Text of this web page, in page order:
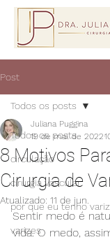
Post
Todos os posts
circulação
cirurgia vascular
por que eu tenho
varizes
Todos os posts
8 Motivos
Cirurgia de
Juliana Puggina
19 de mai. de 2022
Atualizado: 11 de jun.
Sentir medo é
vida. O medo,